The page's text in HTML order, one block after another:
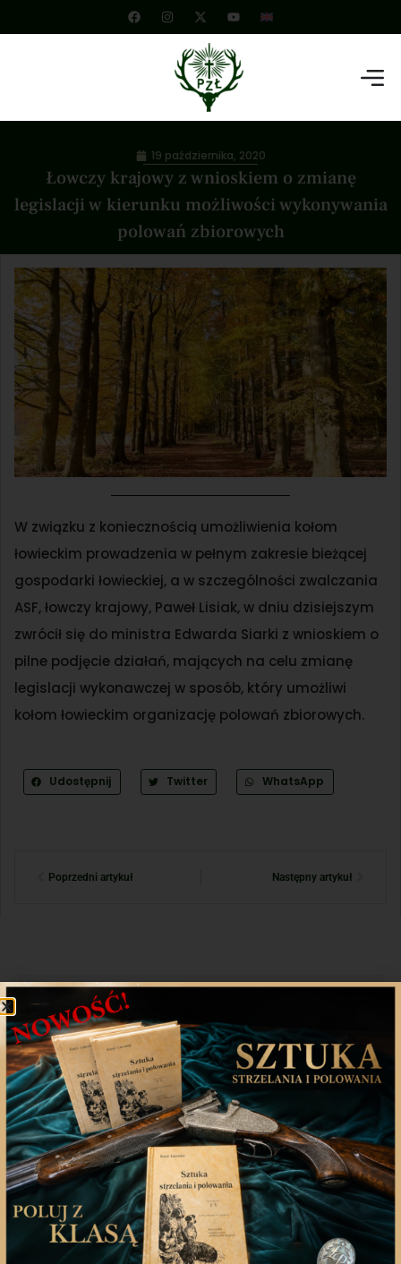
Łowczy krajowy z wnioskiem o zmianę
legislacji w kierunku możliwości wykonywania
polowań zbiorowych
19 października, 2020
W związku z koniecznością umożliwienia kołom
łowieckim prowadzenia w pełnym zakresie bieżącej
gospodarki łowieckiej, a w szczególności zwalczania
ASF, łowczy krajowy, Paweł Lisiak, w dniu dzisiejszym
zwrócił się do ministra Edwarda Siarki z wnioskiem o
pilne podjęcie działań, mających na celu zmianę
legislacji wykonawczej w sposób, który umożliwi
kołom łowieckim organizację polowań zbiorowych.
Udostępnij Twitter WhatsApp
Poprzedni artykuł Następny artykuł
Aplikacja mobilna
Nasza aplikacja to doskonały towarzysz każdego
miłośnika łowiectwa, który pragnie pozostać na
bieżąco z najnowszymi treściami związanych stron.
Śledź aktualne wydarzenia
Udostępniaj treści znajomym
Nasze inicjatywy